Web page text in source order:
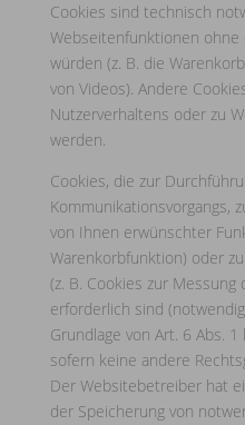
Cookies sind technisch
Webseitenfunktionen
würden (z. B. die
von Videos). Andere
Nutzerverhaltens oder zu
werden.
Cookies, die zur
Kommunikationsvorgangs,
von Ihnen erwünschter
Warenkorbfunktion) oder
(z. B. Cookies zur Messung
erforderlich sind
Grundlage von Art. 6 Abs.
sofern keine andere
Der Websitebetreiber hat
der Speicherung von